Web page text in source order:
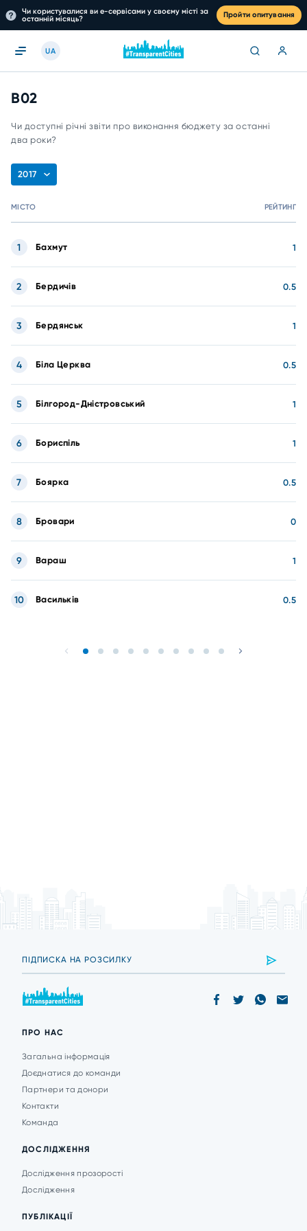
Чи користувалися ви е-сервісами у своєму місті за
останній місяць?
Пройти опитування
UA
B02
Чи доступні річні звіти про виконання бюджету за останні
два роки?
2017
МІСТО РЕЙТИНГ
Бахмут 1
1
Бердичів 0.5
2
Бердянськ 1
3
Біла Церква 0.5
4
Білгород-Дністровський 1
5
Бориспіль 1
6
Боярка 0.5
7
Бровари 0
8
Вараш 1
9
Васильків 0.5
10
ПРО НАС
Загальна інформація
Доєднатися до команди
Партнери та донори
Контакти
Команда
ДОСЛІДЖЕННЯ
Дослідження прозорості
Дослідження
ПУБЛІКАЦІЇ